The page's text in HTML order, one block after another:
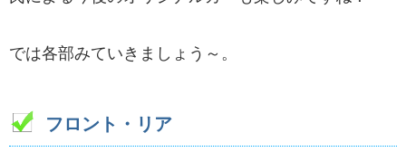
では各部みていきましょう～。
フロント・リア